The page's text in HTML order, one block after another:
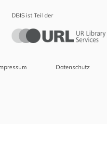
DBIS ist Teil der
Datenschutz